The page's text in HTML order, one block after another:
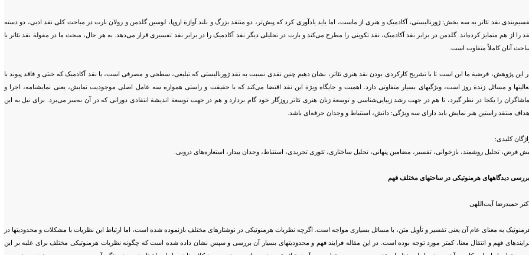
نقد تئاتر به سه بخش: ژورنالیستی، آکادمیک و هنری از ماست، اما باید یادآوری کرد که پیش‌تر، دو منتقد بزرگ و بلند آوازة اروپا، لوسین گلدمن و رولان بارت در مباحث کلی نقد ادبی، دو دسته
را از هم متمایز کرده‌اند. گلدمن در برابر نقد آکادمیک، نقد تکوینی را مطرح می‌کند و بارت در تحلیلی دیگر نقد آکادمیک را در برابر نقد تفسیری قرار می‌دهد. به هر حال، مبحث ما در مقولة نقد تئاتر با
آنان کاملاً متفاوت است.
این پژوهش، فرضیة ما این است تا با تشریح کارکردی بودن نقد هنری تئاتر، نشان دهیم چنین نقدی نسبت به نقد ژورنالیستی که تبلیغی، سطحی و مصرفی است، یا نقد آکادمیک که خنثی و فاقد پیوند با
و مسائل زندة روز است، ویژگیهای بسیار متفاوتی دارد. اهمیت و جایگاه ویژة این نقد اقتضا می‌کند که با حقیقت و راستی همواره سه عامل اصلی موجودیت نمایش، یعنی نمایشنامه، اجرا و
را یکجا در نظر گیرد، تا هم در جهت رشد زیبایی‌شناسی و توسعة زبان هنری تئاتر روزگار خود گام بردارد و هم در جهت توسعة اندیشة انتقادی دورانی که در آن به‌سر می‌برد. برای نیل به این
اهداف منتقد راستین هنر نمایش باید دارای سه ویژگی: دانش، استنباط و وجدان حرفه‌ای باشد.
کلیدی:
فرض، تحلیل روشمند، بازخوانی، تفسیر، مضامین پنهانی، تحلیل ساختاری، تئوری تجریدی، استنباط، وجدان بیدار، استعاره‌های درونی.
بررسی دیدگاههای هرمنوتیکی در ساحتهای مختلف فهم
حمیدرضا آیت‌اللهی
به معنای عام آن یعنی تفسیر و تأویل متن، با مسائل بسیاری مواجه است. اگرچه نظریات هرمنوتیکی در نوشتارهای مختلف بازنموده شده است، اما ارتباط این نظریات با مشکلات و محدودیتها در
فهم و انتقال معنا، کمتر مورد توجه بوده است. در این مقاله فرایند فهم و محدودیتهای بسیار آن بررسی و سپس نشان داده شده است که چگونه نظریات هرمنوتیکی مختلف برای غلبه بر این